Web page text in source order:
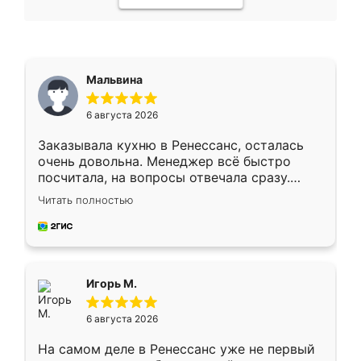
Мальвина
6 августа 2026
Заказывала кухню в Ренессанс, осталась
очень довольна. Менеджер всё быстро
посчитала, на вопросы отвечала сразу.
Замерщик приехал в субботу, подошёл к
делу со всей ответственностью. Собрали
за день, ребята работали аккуратно, даже
Читать полностью
Игорь М.
6 августа 2026
На самом деле в Ренессанс уже не первый